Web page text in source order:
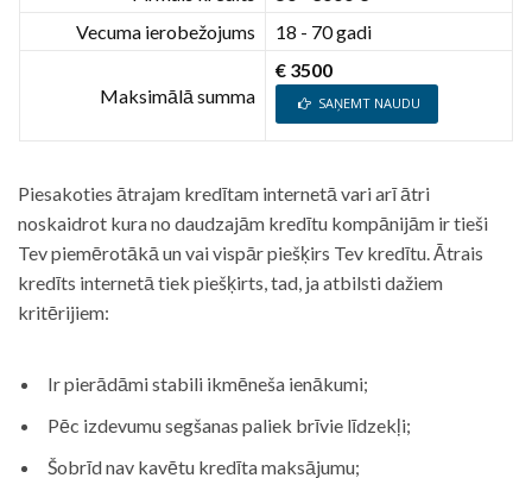
Vecuma ierobežojums
18 - 70 gadi
Maksimālā summa
€ 3500
SAŅEMT NAUDU
Piesakoties ātrajam kredītam internetā vari arī ātri
noskaidrot kura no daudzajām kredītu kompānijām ir tieši
Tev piemērotākā un vai vispār piešķirs Tev kredītu. Ātrais
kredīts internetā tiek piešķirts, tad, ja atbilsti dažiem
kritērijiem:
Ir pierādāmi stabili ikmēneša ienākumi;
Pēc izdevumu segšanas paliek brīvie līdzekļi;
Šobrīd nav kavētu kredīta maksājumu;